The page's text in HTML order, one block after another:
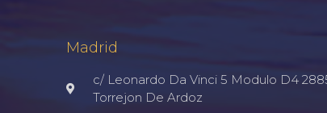
Madrid
c/ Leonardo Da Vinci 5 Modulo D4
Torrejon De Ardoz